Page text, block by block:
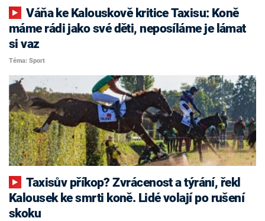
Váňa ke Kalouskově kritice Taxisu: Koně
máme rádi jako své děti, neposíláme je lámat
si vaz
Téma: Sport
Taxisův příkop? Zvrácenost a týrání, řekl
Kalousek ke smrti koně. Lidé volají po rušení
skoku